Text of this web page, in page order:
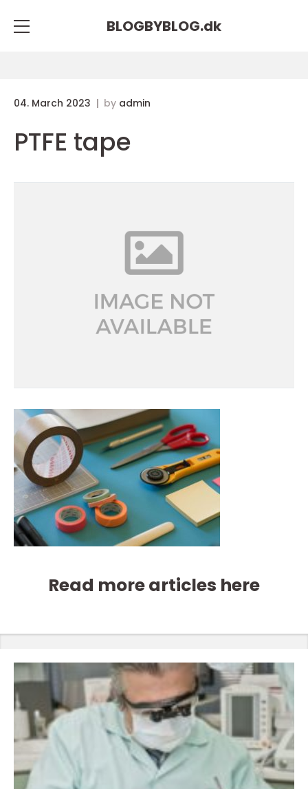
BLOGBYBLOG.dk
04. March 2023 by admin
PTFE tape
Read more articles here